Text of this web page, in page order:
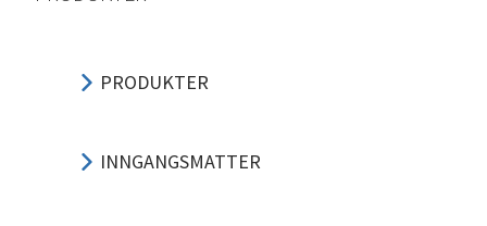
PRODUKTER
INNGANGSMATTER